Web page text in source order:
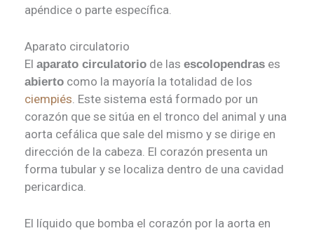
apéndice o parte específica.
Aparato circulatorio
El aparato circulatorio de las escolopendras es
abierto como la mayoría la totalidad de los
ciempiés . Este sistema está formado por un
corazón que se sitúa en el tronco del animal y una
aorta cefálica que sale del mismo y se dirige en
dirección de la cabeza. El corazón presenta un
forma tubular y se localiza dentro de una cavidad
pericardica.
El líquido que bomba el corazón por la aorta en